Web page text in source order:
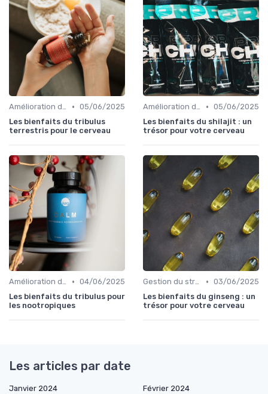
Amélioration de l'humeur • 05/06/2025
Les bienfaits du tribulus
terrestris pour le cerveau
Amélioration de la concentration • 05/06/2025
Les bienfaits du shilajit : un
trésor pour votre cerveau
Amélioration de l'humeur • 04/06/2025
Les bienfaits du tribulus pour
les nootropiques
Gestion du stress et de l'anxiété • 03/06/2025
Les bienfaits du ginseng : un
trésor pour votre cerveau
Les articles par date
Janvier 2024
Février 2024